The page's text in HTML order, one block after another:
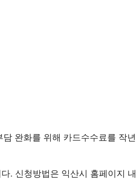
완화를 위해 카드수수료를 작
. 신청방법은 익산시 홈페이지